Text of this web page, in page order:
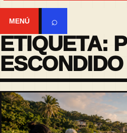
MENÚ ⌕
ETIQUETA:
ESCONDIDO